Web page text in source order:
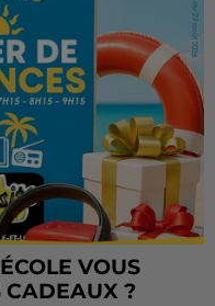
VOUS
CADEAUX ?